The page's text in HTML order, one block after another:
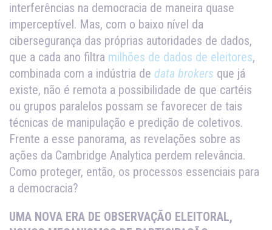
interferências na democracia de maneira quase
imperceptível. Mas, com o baixo nível da
cibersegurança das próprias autoridades de dados,
que a cada ano filtra milhões de dados de eleitores,
combinada com a indústria de data brokers que já
existe, não é remota a possibilidade de que cartéis
ou grupos paralelos possam se favorecer de tais
técnicas de manipulação e predição de coletivos.
Frente a esse panorama, as revelações sobre as
ações da Cambridge Analytica perdem relevância.
Como proteger, então, os processos essenciais para
a democracia?
UMA NOVA ERA DE OBSERVAÇÃO ELEITORAL,